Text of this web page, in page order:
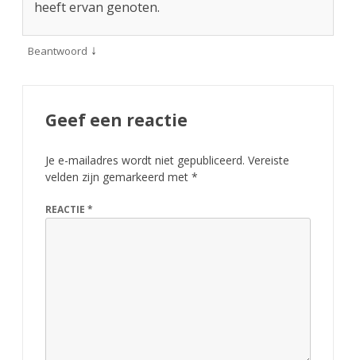
heeft ervan genoten.
Beantwoord ↓
Geef een reactie
Je e-mailadres wordt niet gepubliceerd. Vereiste
velden zijn gemarkeerd met *
REACTIE *